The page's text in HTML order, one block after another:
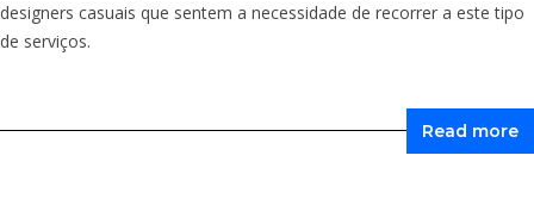
designers casuais que sentem a necessidade de recorrer a este tipo
de serviços.
Read more